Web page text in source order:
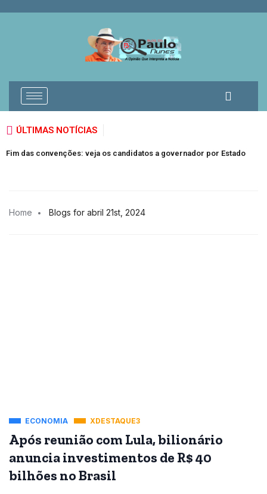
ÚLTIMAS NOTÍCIAS
Fim das convenções: veja os candidatos a governador por Estado
Home Blogs for abril 21st, 2024
ECONOMIA XDESTAQUE3
Após reunião com Lula, bilionário
anuncia investimentos de R$ 40
bilhões no Brasil